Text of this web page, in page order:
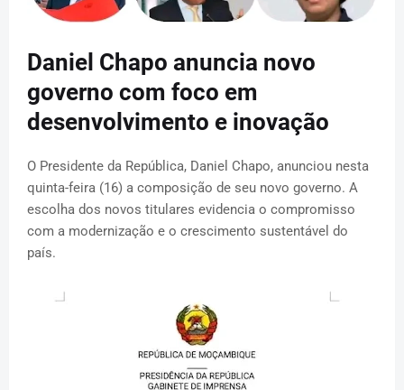
Daniel Chapo anuncia novo
governo com foco em
desenvolvimento e inovação
O Presidente da República, Daniel Chapo, anunciou nesta
quinta-feira (16) a composição de seu novo governo. A
escolha dos novos titulares evidencia o compromisso
com a modernização e o crescimento sustentável do
país.